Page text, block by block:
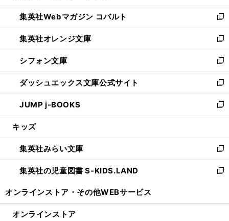
開
く
ウ
で
開
く
ン
ド
ウ
で
開
く
ウ
ィ
ン
ド
ウ
で
開
く
集英社Webマガジン コバルト
新
し
い
ウ
ィ
ン
ド
ウ
で
開
集英社オレンジ文庫
新
し
い
ウ
ィ
ン
ド
ウ
開
く
シフォン文庫
新
し
い
ウ
ィ
ン
ウ
で
開
く
ダッシュエックス文庫公式サイト
新
し
い
ウ
ン
ド
ウ
で
JUMP j-BOOKS
新
し
ウ
ィ
ン
ド
開
キッズ
集英社みらい文庫
新
し
い
ン
集英社の児童図書 S-KIDS.LAND
新
ウ
オンラインストア・ その他WEBサービス
オンラインストア